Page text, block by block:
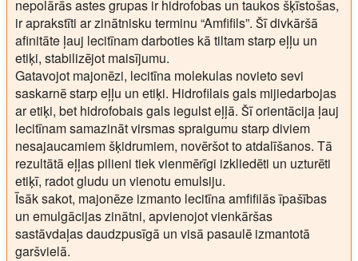
nepolārās astes grupas ir hidrofobas un taukos šķīstošas,
ir aprakstīti ar zinātnisku terminu “Amfifils”. Šī divkāršā
afinitāte ļauj lecitīnam darboties kā tiltam starp eļļu un
etiķi, stabilizējot maisījumu.
Gatavojot majonēzi, lecitīna molekulas novieto sevi
saskarnē starp eļļu un etiķi. Hidrofilais gals mijiedarbojas
ar etiķi, bet hidrofobais gals iegulst eļļā. Šī orientācija ļauj
lecitīnam samazināt virsmas spraigumu starp diviem
nesajaucamiem šķidrumiem, novēršot to atdalīšanos. Tā
rezultātā eļļas pilieni tiek vienmērīgi izkliedēti un uzturēti
etiķī, radot gludu un vienotu emulsiju.
Īsāk sakot, majonēze izmanto lecitīna amfifilās īpašības
un emulgācijas zinātni, apvienojot vienkāršas
sastāvdaļas daudzpusīgā un visā pasaulē izmantotā
garšvielā.